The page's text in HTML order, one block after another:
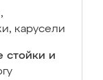
карусели
стойки и